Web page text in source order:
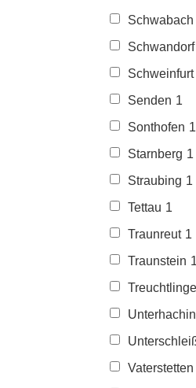
Schwabach
Schwandorf
Schweinfurt
Senden 1
Sonthofen 1
Starnberg 1
Straubing 1
Tettau 1
Traunreut 1
Traunstein 1
Vaterstetten